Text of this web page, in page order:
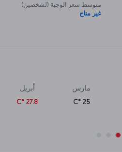
متوسط سعر الوجبة (لشخصين)
غير متاح
مارس
25 °C
أبريل
27.8 °C